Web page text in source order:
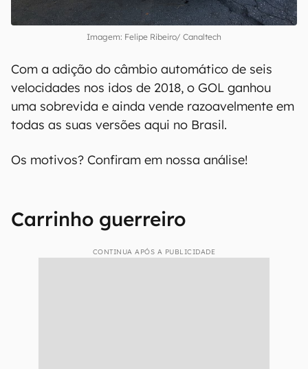
Imagem: Felipe Ribeiro/ Canaltech
Com a adição do câmbio automático de seis
velocidades nos idos de 2018, o GOL ganhou
uma sobrevida e ainda vende razoavelmente em
todas as suas versões aqui no Brasil.
Os motivos? Confiram em nossa análise!
Carrinho guerreiro
CONTINUA APÓS A PUBLICIDADE